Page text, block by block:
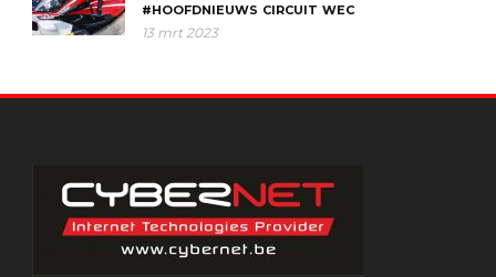
#HOOFDNIEUWS CIRCUIT WEC
13 mrt 2023